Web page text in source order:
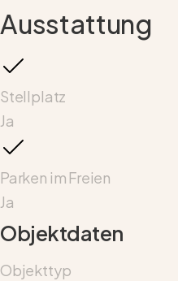
Ausstattung
Stellplatz
Ja
Parken im Freien
Ja
Objektdaten
Objekttyp